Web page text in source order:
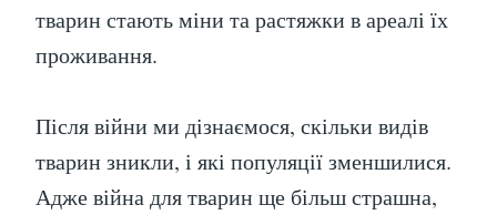
тварин стають міни та растяжки в ареалі їх
проживання.
Після війни ми дізнаємося, скільки видів
тварин зникли, і які популяції зменшилися.
Адже війна для тварин ще більш страшна,